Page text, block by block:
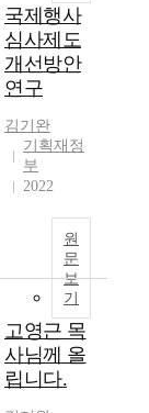
국제행사
심사제도
개선방안
연구
김기완
기획재정
부
2022
원
문
보
기
고영근 목
사님께 올
립니다.